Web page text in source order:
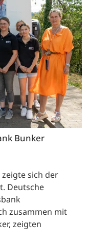
Bunker
sich der
Deutsche
zusammen mit
zeigten